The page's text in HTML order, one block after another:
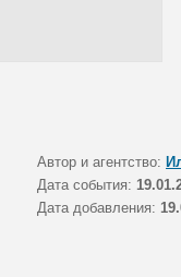
Автор и агентство:
Дата события:
Дата добавления: